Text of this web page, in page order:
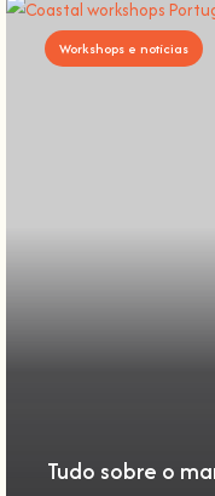
Workshops e notícias
Tudo sobre o